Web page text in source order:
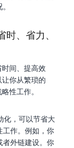
、省力、
间、提高效
你从繁琐的
性工作。
化，可以节省大
工作。例如，你
者外链建设。你